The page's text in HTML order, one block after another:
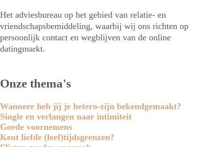
Het adviesbureau op het gebied van relatie- en
vriendschapsbemiddeling, waarbij wij ons richten op
persoonlijk contact en wegblijven van de online
datingmarkt.
Onze thema's
Wanneer heb jij je hetero-zijn bekendgemaakt?
Single en verlangen naar intimiteit
Goede voornemens
Kent liefde (leef)tijdsgrenzen?